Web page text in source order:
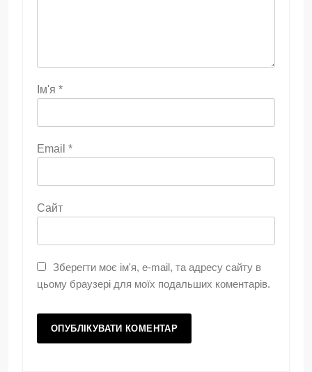
Ім'я *
Email *
Сайт
Зберегти моє ім'я, e-mail, та адресу сайту в
цьому браузері для моїх подальших коментарів.